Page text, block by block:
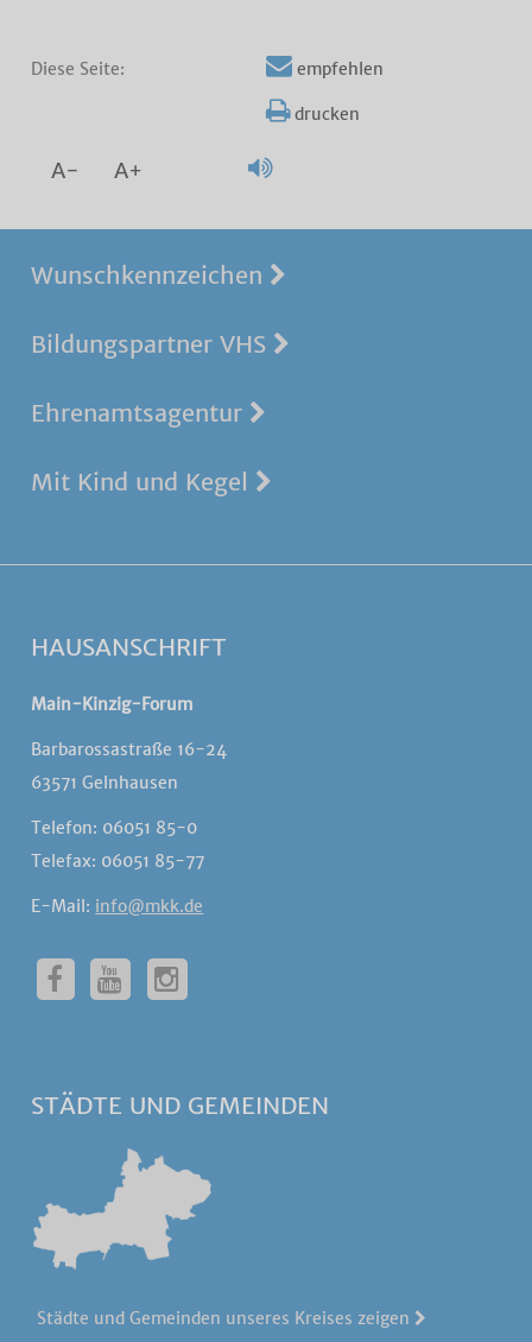
Diese Seite: empfehlen
drucken
A- A+
Wunschkennzeichen
Bildungspartner VHS
Ehrenamtsagentur
Mit Kind und Kegel
HAUSANSCHRIFT
Main-Kinzig-Forum
Barbarossastraße 16-24
63571 Gelnhausen
Telefon: 06051 85-0
Telefax: 06051 85-77
E-Mail: info@mkk.de
STÄDTE UND GEMEINDEN
Städte und Gemeinden unseres Kreises zeigen